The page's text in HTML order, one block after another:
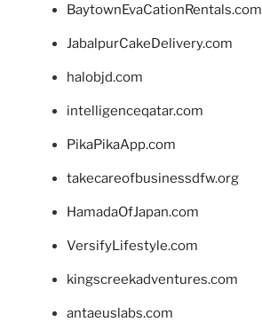
BaytownEvaCationRentals.com
JabalpurCakeDelivery.com
halobjd.com
intelligenceqatar.com
PikaPikaApp.com
takecareofbusinessdfw.org
HamadaOfJapan.com
VersifyLifestyle.com
kingscreekadventures.com
antaeuslabs.com